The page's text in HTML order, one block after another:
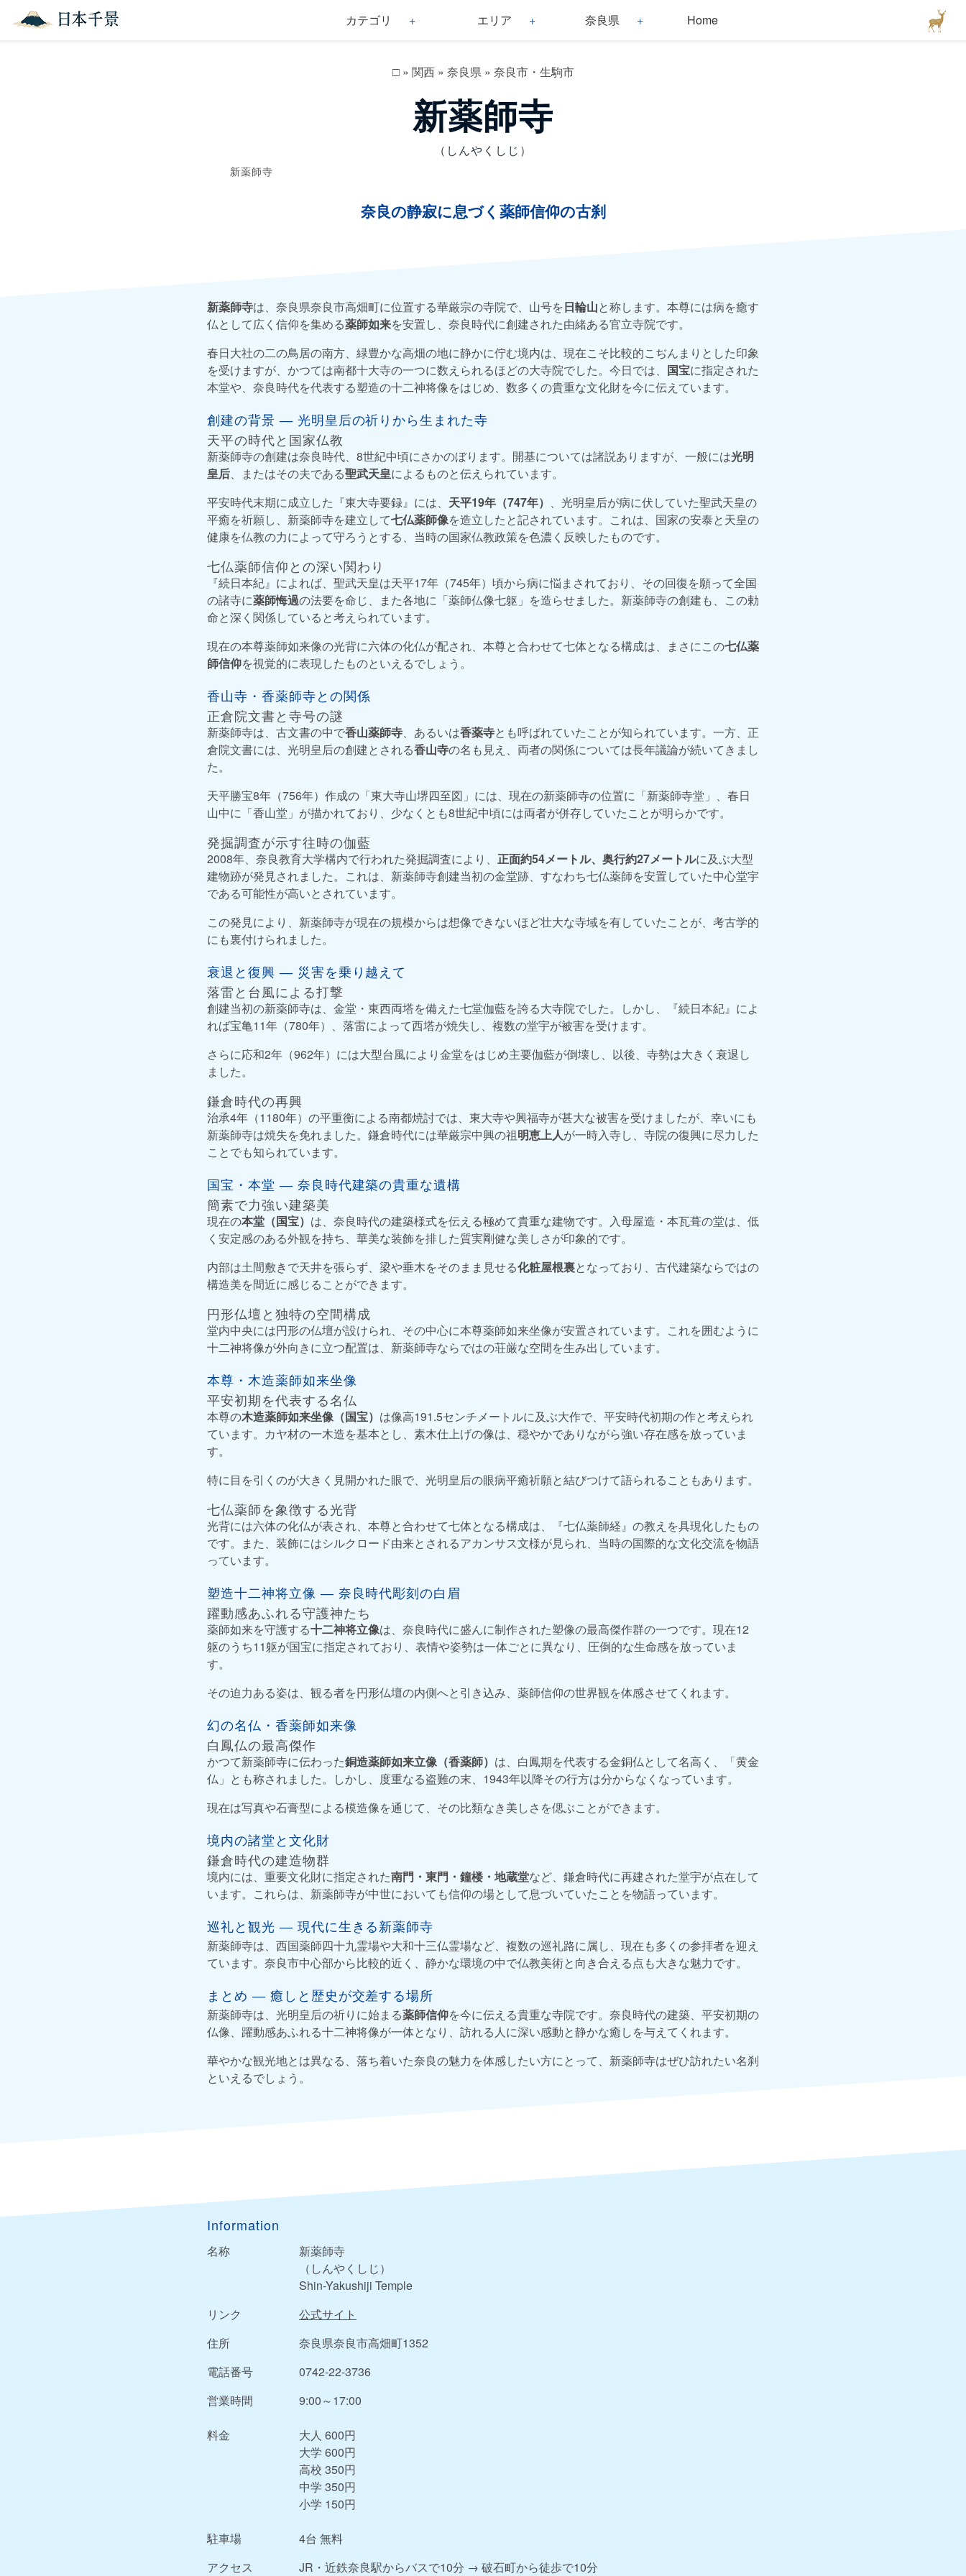
カテゴリ エリア 奈良県 Home
□» 関西» 奈良県» 奈良市・生駒市
新薬師寺
（しんやくしじ）
新薬師寺
奈良の静寂に息づく薬師信仰の古刹
新薬師寺は、奈良県奈良市高畑町に位置する華厳宗の寺院で、山号を日輪山と称します。本尊には病を癒す
仏として広く信仰を集める薬師如来を安置し、奈良時代に創建された由緒ある官立寺院です。
春日大社の二の鳥居の南方、緑豊かな高畑の地に静かに佇む境内は、現在こそ比較的こぢんまりとした印象
を受けますが、かつては南都十大寺の一つに数えられるほどの大寺院でした。今日では、 国宝に指定された
本堂や、奈良時代を代表する塑造の十二神将像をはじめ、数多くの貴重な文化財を今に伝えています。
創建の背景 ― 光明皇后の祈りから生まれた寺
天平の時代と国家仏教
新薬師寺の創建は奈良時代、8世紀中頃にさかのぼります。開基については諸説ありますが、一般には光明
皇后、またはその夫である聖武天皇によるものと伝えられています。
平安時代末期に成立した『東大寺要録』には、 天平19年（747年） 、光明皇后が病に伏していた聖武天皇の
平癒を祈願し、新薬師寺を建立して七仏薬師像を造立したと記されています。これは、国家の安泰と天皇の
健康を仏教の力によって守ろうとする、当時の国家仏教政策を色濃く反映したものです。
七仏薬師信仰との深い関わり
『続日本紀』によれば、聖武天皇は天平17年（745年）頃から病に悩まされており、その回復を願って全国
の諸寺に薬師悔過の法要を命じ、また各地に「薬師仏像七躯」を造らせました。新薬師寺の創建も、この勅
命と深く関係していると考えられています。
現在の本尊薬師如来像の光背に六体の化仏が配され、本尊と合わせて七体となる構成は、まさにこの七仏薬
師信仰を視覚的に表現したものといえるでしょう。
香山寺・香薬師寺との関係
正倉院文書と寺号の謎
新薬師寺は、古文書の中で香山薬師寺、あるいは香薬寺とも呼ばれていたことが知られています。一方、正
倉院文書には、光明皇后の創建とされる香山寺の名も見え、両者の関係については長年議論が続いてきまし
た。
天平勝宝8年（756年）作成の「東大寺山堺四至図」には、現在の新薬師寺の位置に「新薬師寺堂」、春日
山中に「香山堂」が描かれており、少なくとも8世紀中頃には両者が併存していたことが明らかです。
発掘調査が示す往時の伽藍
2008年、奈良教育大学構内で行われた発掘調査により、 正面約54メートル、奥行約27メートルに及ぶ大型
建物跡が発見されました。これは、新薬師寺創建当初の金堂跡、すなわち七仏薬師を安置していた中心堂宇
である可能性が高いとされています。
この発見により、新薬師寺が現在の規模からは想像できないほど壮大な寺域を有していたことが、考古学的
にも裏付けられました。
衰退と復興 ― 災害を乗り越えて
落雷と台風による打撃
創建当初の新薬師寺は、金堂・東西両塔を備えた七堂伽藍を誇る大寺院でした。しかし、『続日本紀』によ
れば宝亀11年（780年）、落雷によって西塔が焼失し、複数の堂宇が被害を受けます。
さらに応和2年（962年）には大型台風により金堂をはじめ主要伽藍が倒壊し、以後、寺勢は大きく衰退し
ました。
鎌倉時代の再興
治承4年（1180年）の平重衡による南都焼討では、東大寺や興福寺が甚大な被害を受けましたが、幸いにも
新薬師寺は焼失を免れました。鎌倉時代には華厳宗中興の祖明恵上人が一時入寺し、寺院の復興に尽力した
ことでも知られています。
国宝・本堂 ― 奈良時代建築の貴重な遺構
簡素で力強い建築美
現在の本堂（国宝） は、奈良時代の建築様式を伝える極めて貴重な建物です。入母屋造・本瓦葺の堂は、低
く安定感のある外観を持ち、華美な装飾を排した質実剛健な美しさが印象的です。
内部は土間敷きで天井を張らず、梁や垂木をそのまま見せる化粧屋根裏となっており、古代建築ならではの
構造美を間近に感じることができます。
円形仏壇と独特の空間構成
堂内中央には円形の仏壇が設けられ、その中心に本尊薬師如来坐像が安置されています。これを囲むように
十二神将像が外向きに立つ配置は、新薬師寺ならではの荘厳な空間を生み出しています。
本尊・木造薬師如来坐像
平安初期を代表する名仏
本尊の木造薬師如来坐像（国宝） は像高191.5センチメートルに及ぶ大作で、平安時代初期の作と考えられ
ています。カヤ材の一木造を基本とし、素木仕上げの像は、穏やかでありながら強い存在感を放っていま
す。
特に目を引くのが大きく見開かれた眼で、光明皇后の眼病平癒祈願と結びつけて語られることもあります。
七仏薬師を象徴する光背
光背には六体の化仏が表され、本尊と合わせて七体となる構成は、『七仏薬師経』の教えを具現化したもの
です。また、装飾にはシルクロード由来とされるアカンサス文様が見られ、当時の国際的な文化交流を物語
っています。
塑造十二神将立像 ― 奈良時代彫刻の白眉
躍動感あふれる守護神たち
薬師如来を守護する十二神将立像は、奈良時代に盛んに制作された塑像の最高傑作群の一つです。現在12
躯のうち11躯が国宝に指定されており、表情や姿勢は一体ごとに異なり、圧倒的な生命感を放っていま
す。
その迫力ある姿は、観る者を円形仏壇の内側へと引き込み、薬師信仰の世界観を体感させてくれます。
幻の名仏・香薬師如来像
白鳳仏の最高傑作
かつて新薬師寺に伝わった銅造薬師如来立像（香薬師） は、白鳳期を代表する金銅仏として名高く、「黄金
仏」とも称されました。しかし、度重なる盗難の末、1943年以降その行方は分からなくなっています。
現在は写真や石膏型による模造像を通じて、その比類なき美しさを偲ぶことができます。
境内の諸堂と文化財
鎌倉時代の建造物群
境内には、重要文化財に指定された南門・東門・鐘楼・地蔵堂など、鎌倉時代に再建された堂宇が点在して
います。これらは、新薬師寺が中世においても信仰の場として息づいていたことを物語っています。
巡礼と観光 ― 現代に生きる新薬師寺
新薬師寺は、西国薬師四十九霊場や大和十三仏霊場など、複数の巡礼路に属し、現在も多くの参拝者を迎え
ています。奈良市中心部から比較的近く、静かな環境の中で仏教美術と向き合える点も大きな魅力です。
まとめ ― 癒しと歴史が交差する場所
新薬師寺は、光明皇后の祈りに始まる薬師信仰を今に伝える貴重な寺院です。奈良時代の建築、平安初期の
仏像、躍動感あふれる十二神将像が一体となり、訪れる人に深い感動と静かな癒しを与えてくれます。
華やかな観光地とは異なる、落ち着いた奈良の魅力を体感したい方にとって、新薬師寺はぜひ訪れたい名刹
といえるでしょう。
Information
名称
新薬師寺
（しんやくしじ）
Shin-Yakushiji Temple
リンク
公式サイト
住所
奈良県奈良市高畑町1352
電話番号
0742-22-3736
営業時間
9:00～17:00
料金
大人 600円
大学 600円
高校 350円
中学 350円
小学 150円
駐車場
4台 無料
アクセス
JR・近鉄奈良駅からバスで10分 → 破石町から徒歩で10分